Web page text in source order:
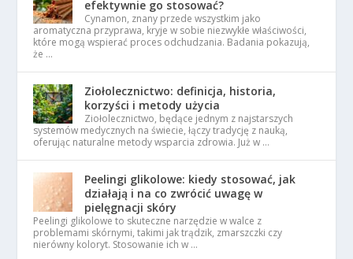
efektywnie go stosować?
Cynamon, znany przede wszystkim jako
aromatyczna przyprawa, kryje w sobie niezwykłe właściwości,
które mogą wspierać proces odchudzania. Badania pokazują,
że …
Ziołolecznictwo: definicja, historia,
korzyści i metody użycia
Ziołolecznictwo, będące jednym z najstarszych
systemów medycznych na świecie, łączy tradycję z nauką,
oferując naturalne metody wsparcia zdrowia. Już w …
Peelingi glikolowe: kiedy stosować, jak
działają i na co zwrócić uwagę w
pielęgnacji skóry
Peelingi glikolowe to skuteczne narzędzie w walce z
problemami skórnymi, takimi jak trądzik, zmarszczki czy
nierówny koloryt. Stosowanie ich w …